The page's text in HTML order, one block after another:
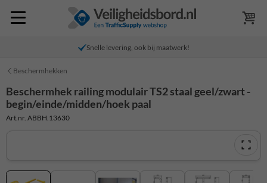
Snelle levering, ook bij maatwerk!
Beschermhekken
Beschermhek railing modulair TS2 staal geel/zwart -
begin/einde/midden/hoek paal
Art.nr. ABBH.13630